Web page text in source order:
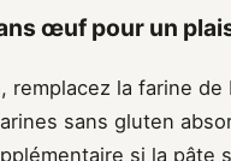
œuf pour un
remplacez la farine
sans gluten
si la pâte